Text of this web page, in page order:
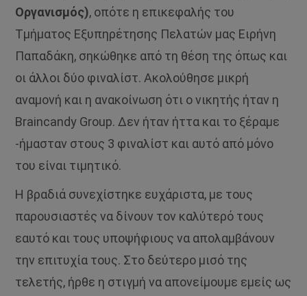
Οργανισμός), οπότε η επικεφαλής του
Τμήματος Εξυπηρέτησης Πελατών μας Ειρήνη
Παπαδάκη, σηκώθηκε από τη θέση της όπως και
οι άλλοι δύο φιναλίστ. Ακολούθησε μικρή
αναμονή και η ανακοίνωση ότι ο νικητής ήταν η
Braincandy Group. Δεν ήταν ήττα και το ξέραμε
-ήμασταν στους 3 φιναλίστ και αυτό από μόνο
του είναι τιμητικό.
Η βραδιά συνεχίστηκε ευχάριστα, με τους
παρουσιαστές να δίνουν τον καλύτερό τους
εαυτό και τους υποψήφιους να απολαμβάνουν
την επιτυχία τους. Στο δεύτερο μισό της
τελετής, ήρθε η στιγμή να απονείμουμε εμείς ως